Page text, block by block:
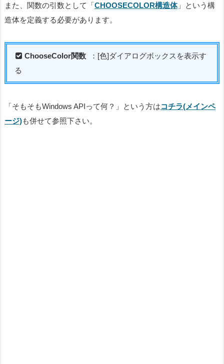
また、関数の引数として「CHOOSECOLOR構造体」という構
造体を定義する必要があります。
ChooseColor関数
：[色]ダイアログボックスを表示す
る
「そもそもWindows APIって何？」という方はコチラ(メインペ
ージ)も併せて参照下さい。